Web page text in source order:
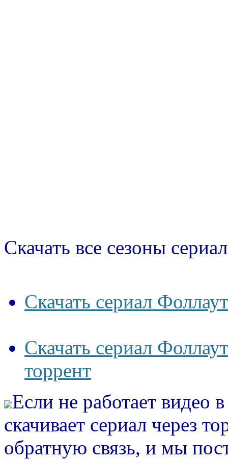
Скачать все сезоны
Скачать сериал
Скачать сериал
торрент
Если не работает видео
скачивает сериал через
обратную связь, и мы